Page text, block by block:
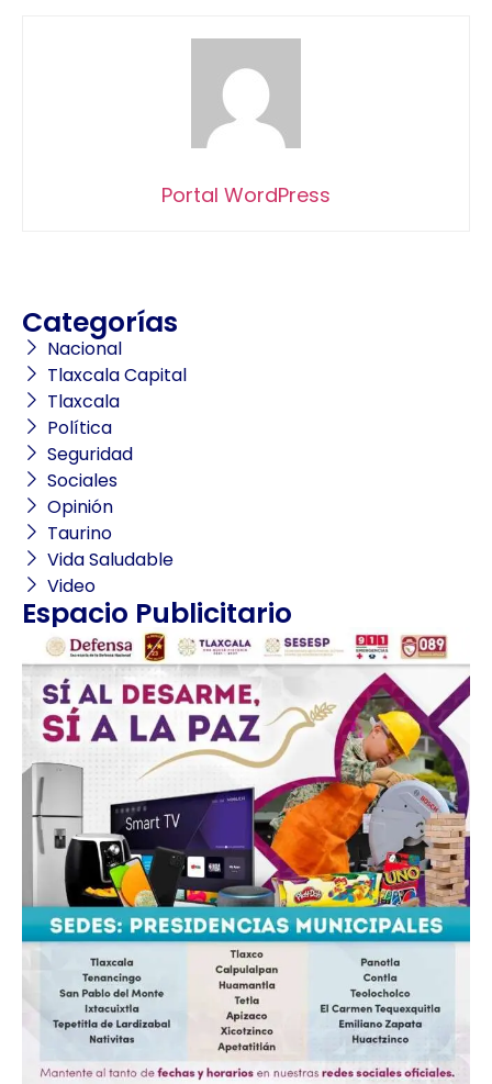
Portal WordPress
Categorías
Nacional
Tlaxcala Capital
Tlaxcala
Política
Seguridad
Sociales
Opinión
Taurino
Vida Saludable
Video
Espacio Publicitario